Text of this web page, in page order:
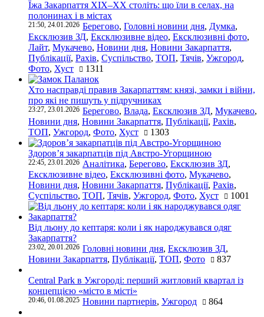
Їжа Закарпаття ХІХ–ХХ століть: що їли в селах, на
полонинах і в містах
21:50, 24.01.2026 Берегово, Головні новини дня, Думка,
Ексклюзив ЗД, Ексклюзивне відео, Ексклюзивні фото,
Лайт, Мукачево, Новини дня, Новини Закарпаття,
Публікації, Рахів, Суспільство, ТОП, Тячів, Ужгород,
Фото, Хуст 1311
Хто насправді правив Закарпаттям: князі, замки і війни,
про які не пишуть у підручниках
23:27, 23.01.2026 Берегово, Влада, Ексклюзив ЗД, Мукачево,
Новини дня, Новини Закарпаття, Публікації, Рахів,
ТОП, Ужгород, Фото, Хуст 1303
Здоров’я закарпатців під Австро-Угорщиною
22:45, 23.01.2026 Аналітика, Берегово, Ексклюзив ЗД,
Ексклюзивне відео, Ексклюзивні фото, Мукачево,
Новини дня, Новини Закарпаття, Публікації, Рахів,
Суспільство, ТОП, Тячів, Ужгород, Фото, Хуст 1001
Від льону до кептаря: коли і як народжувався одяг
Закарпаття?
23:02, 20.01.2026 Головні новини дня, Ексклюзив ЗД,
Новини Закарпаття, Публікації, ТОП, Фото 837
Central Park в Ужгороді: перший житловий квартал із
концепцією «місто в місті»
20:46, 01.08.2025 Новини партнерів, Ужгород 864